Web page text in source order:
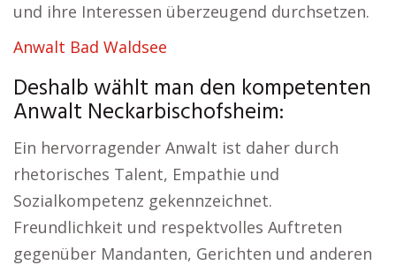
und ihre Interessen überzeugend durchsetzen.
Anwalt Bad Waldsee
Deshalb wählt man den kompetenten
Anwalt Neckarbischofsheim:
Ein hervorragender Anwalt ist daher durch
rhetorisches Talent, Empathie und
Sozialkompetenz gekennzeichnet.
Freundlichkeit und respektvolles Auftreten
gegenüber Mandanten, Gerichten und anderen